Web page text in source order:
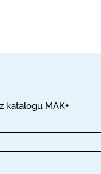
katalogu MAK+